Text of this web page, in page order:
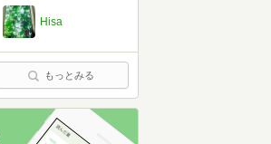
Hisa
もっとみる